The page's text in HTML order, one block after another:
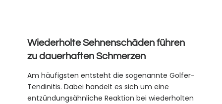
Wiederholte Sehnenschäden führen
zu dauerhaften Schmerzen
Am häufigsten entsteht die sogenannte Golfer-
Tendinitis. Dabei handelt es sich um eine
entzündungsähnliche Reaktion bei wiederholten